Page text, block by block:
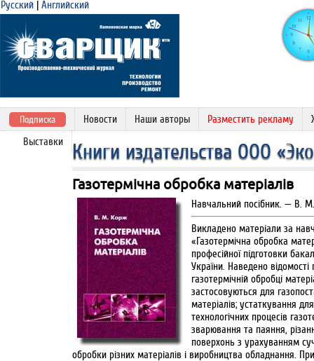
Русский Английский
Подписка Новости Наши авторы Разместить рекламу
Выставки
Книги издательства ООО
Газотермічна обробка матеріалів
Навчальний посібник. — В.
Викладено матеріали за
«Газотермічна обробка
професійної підготовки
України. Наведено
газотермічній обробці
застосовуються для
матеріалів; устаткування
технологічних процесів
зварювання та паяння,
поверхонь з урахуванням
обробки різних матеріалів і виробництва обладнання.